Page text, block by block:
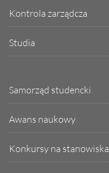
Kontrola zarządcza
Studia
Samorząd studencki
Awans naukowy
Konkursy na stanowiska